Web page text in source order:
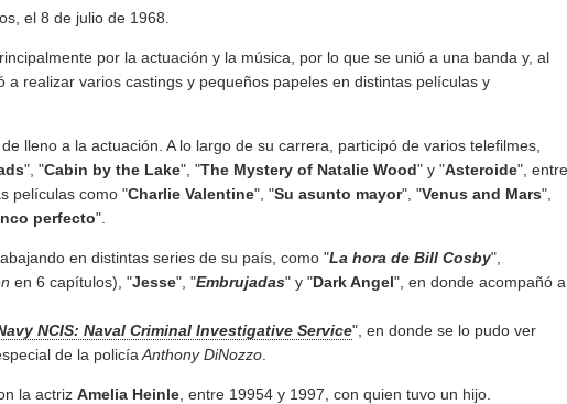
el 8 de julio de 1968.
por la actuación y la música, por lo que se unió a una banda y, al
realizar varios castings y pequeños papeles en distintas películas y
lleno a la actuación. A lo largo de su carrera, participó de varios telefilmes,
", "Cabin by the Lake", "The Mystery of Natalie Wood" y "Asteroide", entre
películas como "Charlie Valentine", "Su asunto mayor", "Venus and Mars",
perfecto".
en distintas series de su país, como "La hora de Bill Cosby",
en 6 capítulos), "Jesse", "Embrujadas" y "Dark Angel", en donde acompañó a
NCIS: Naval Criminal Investigative Service", en donde se lo pudo ver
de la policía Anthony DiNozzo
la actriz Amelia Heinle , entre 19954 y 1997, con quien tuvo un hijo.